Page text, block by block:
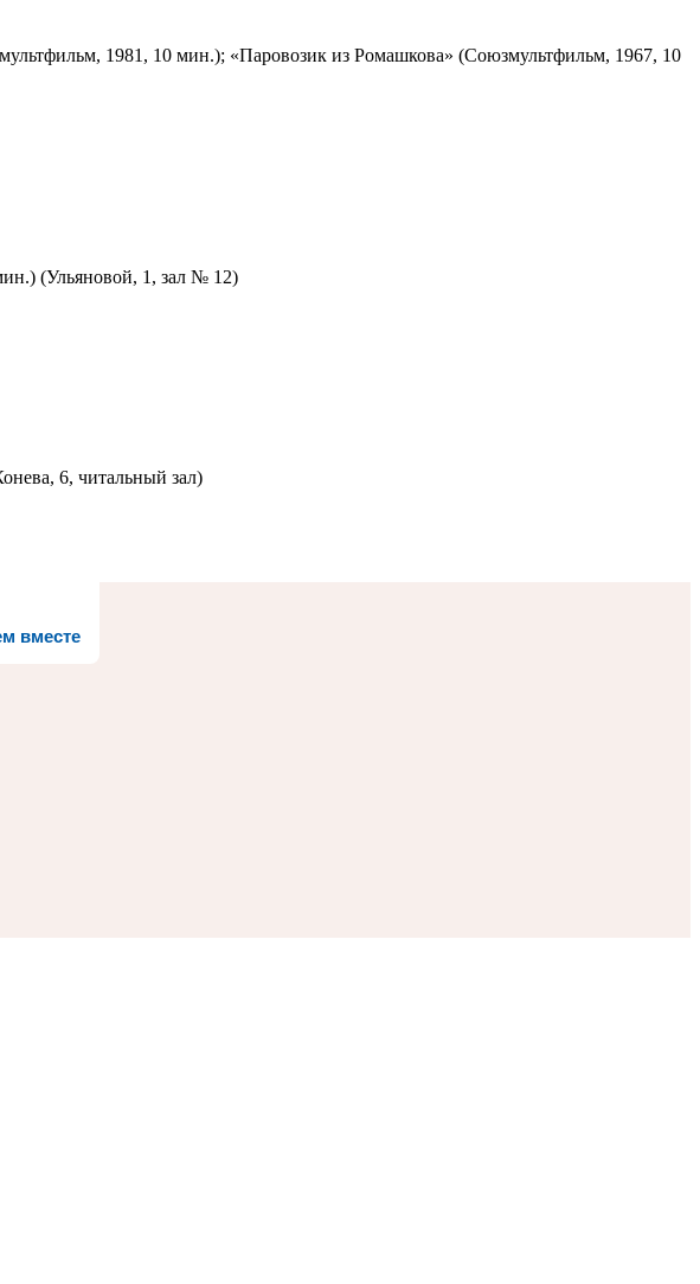
1981, 10 мин.); «Паровозик из Ромашкова» (Союзмультфильм, 1967, 10
(Ульяновой, 1, зал № 12)
6, читальный зал)
вместе